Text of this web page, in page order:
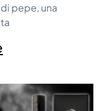
pepe, una